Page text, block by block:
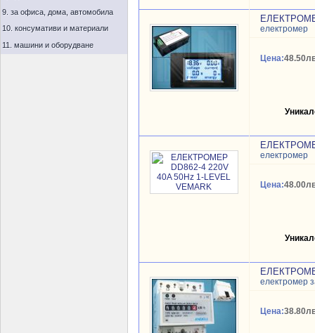
9. за офиса, дома, автомобила
10. консумативи и материали
11. машини и оборудване
електромер
Цена:
електромер
Цена:
електромер
Цена: